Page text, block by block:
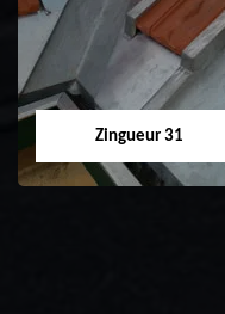
31
Zingueur 31